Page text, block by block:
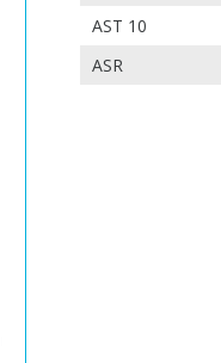
AST 10
ASR